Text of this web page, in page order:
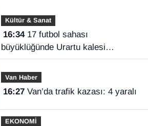
Kültür & Sanat
16:3417 futbol sahası
büyüklüğünde Urartu kalesi
keşfedildi
Van Haber
16:27 Van’da trafik kazası: 4 yaralı
EKONOMİ